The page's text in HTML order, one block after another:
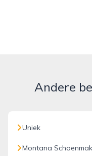
Andere
Uniek
Montana